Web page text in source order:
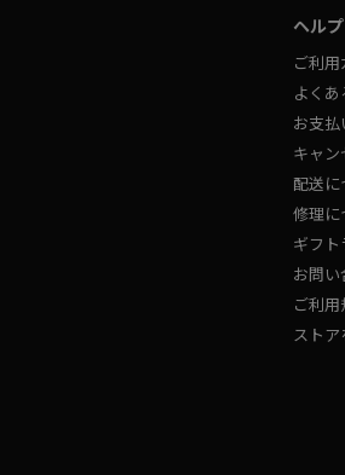
ヘルプ
ご利用
よくあ
お支払
キャン
配送に
修理に
ギフト
お問い
ご利用
ストア